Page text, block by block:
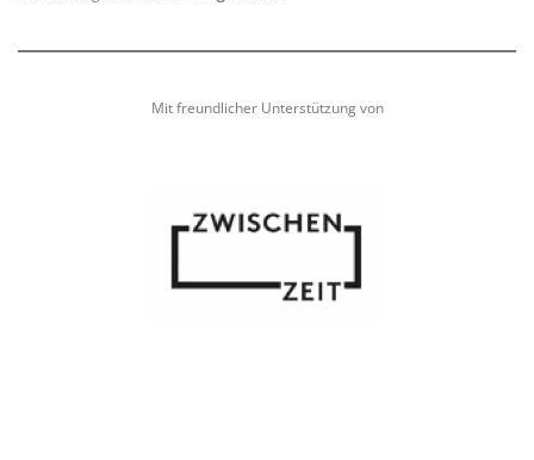
Mit freundlicher Unterstützung von